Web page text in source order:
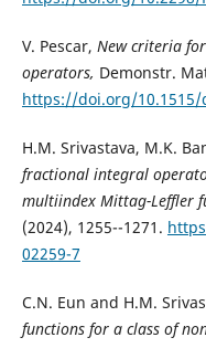
V. Pescar, New criteria
operators, Demonstr.
https://doi.org/10.1515/
H.M. Srivastava, M.K.
fractional integral
multiindex Mittag-Leffler
(2024), 1255--1271.
02259-7
C.N. Eun and H.M.
functions for a class of